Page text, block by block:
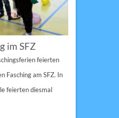
im SFZ
feierten
Fasching am SFZ. In
feierten diesmal